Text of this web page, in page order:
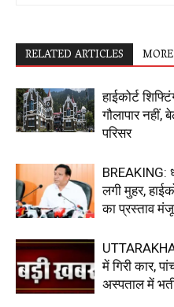
RELATED ARTICLES
हाईकोर्ट
गौलापार नहीं,
परिसर
BREAKING:
लगी मुहर,
का प्रस्ताव
में गिरी कार,
अस्पताल में